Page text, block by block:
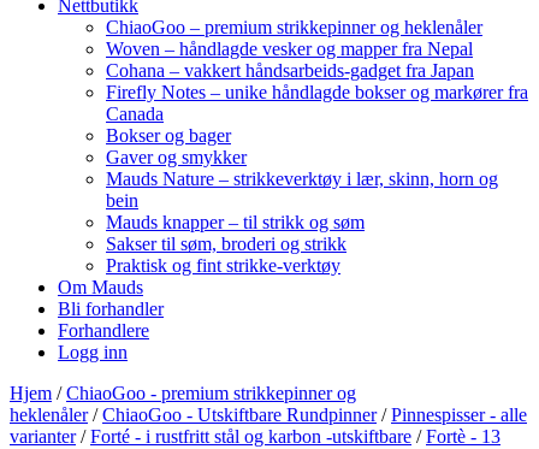
Nettbutikk
ChiaoGoo – premium strikkepinner og heklenåler
Woven – håndlagde vesker og mapper fra Nepal
Cohana – vakkert håndsarbeids-gadget fra Japan
Firefly Notes – unike håndlagde bokser og markører fra
Canada
Bokser og bager
Gaver og smykker
Mauds Nature – strikkeverktøy i lær, skinn, horn og
bein
Mauds knapper – til strikk og søm
Sakser til søm, broderi og strikk
Praktisk og fint strikke-verktøy
Om Mauds
Bli forhandler
Forhandlere
Logg inn
Hjem /ChiaoGoo - premium strikkepinner og
heklenåler/ChiaoGoo - Utskiftbare Rundpinner/Pinnespisser - alle
varianter/Forté - i rustfritt stål og karbon -utskiftbare /Fortè - 13